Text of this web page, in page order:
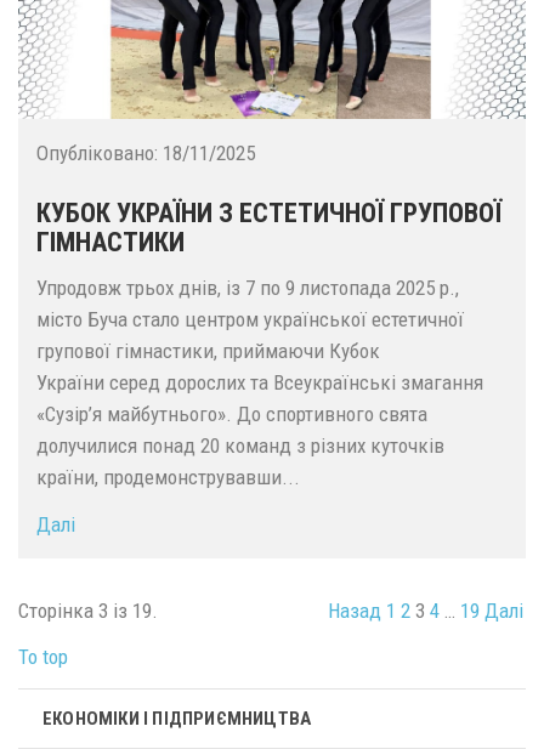
Опубліковано: 18/11/2025
КУБОК УКРАЇНИ З ЕСТЕТИЧНОЇ ГРУПОВОЇ
ГІМНАСТИКИ
Упродовж трьох днів, із 7 по 9 листопада 2025 р.,
місто Буча стало центром української естетичної
групової гімнастики, приймаючи Кубок
України серед дорослих та Всеукраїнські змагання
«Сузір’я майбутнього». До спортивного свята
долучилися понад 20 команд з різних куточків
країни, продемонструвавши...
Далі
Сторінка 3 із 19. Назад 1 2 3 4 19 Далі
To top
ЕКОНОМІКИ І ПІДПРИЄМНИЦТВА